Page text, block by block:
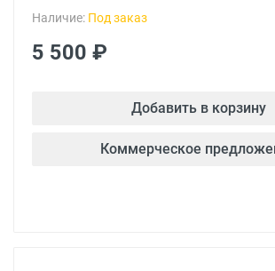
Наличие: Под заказ
5 500 ₽
Добавить в корзину
Коммерческое